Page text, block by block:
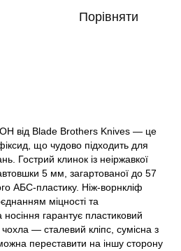
Порівняти
від Blade Brothers Knives — це
що чудово підходить для
Гострий клинок із неіржавкої
5 мм, загартованої до 57
АБС-пластику. Ніж-ворнкліф
міцності та
гарантує пластиковий
— сталевий кліпс, сумісна з
переставити на іншу сторону